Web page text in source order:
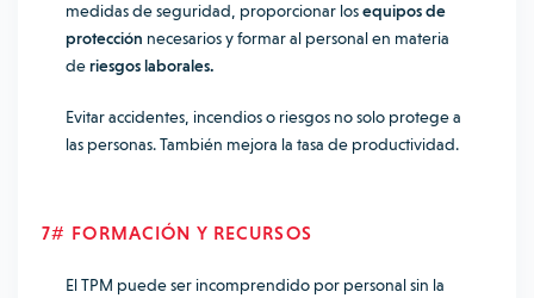
medidas de seguridad, proporcionar losequipos de
protección necesarios y formar al personal en materia
deriesgos laborales.
Evitar accidentes, incendios o riesgos no solo protege a
las personas. También mejora la tasa de productividad.
7# FORMACIÓN Y RECURSOS
El TPM puede ser incomprendido por personal sin la